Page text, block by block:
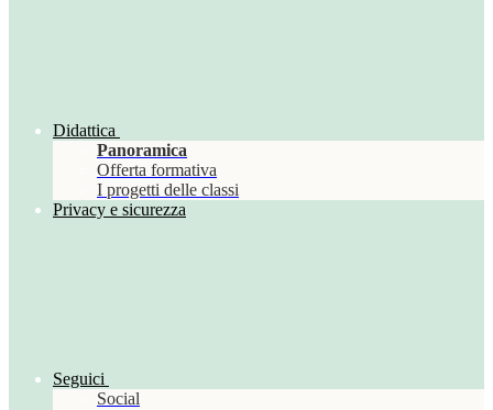
Didattica
Panoramica
Offerta formativa
I progetti delle classi
Privacy e sicurezza
Seguici
Social